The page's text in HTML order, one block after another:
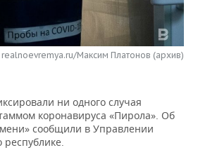
Максим Платонов (архив)
ни одного случая
коронавируса «Пирола». Об
сообщили в Управлении
республике.